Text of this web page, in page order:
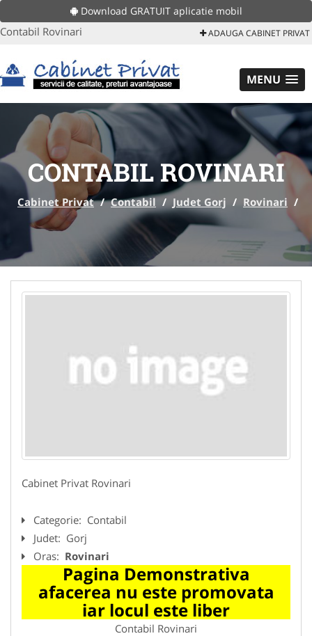
Download GRATUIT aplicatie mobil
Contabil Rovinari ADAUGA CABINET PRIVAT
MENU
CONTABIL ROVINARI
Cabinet Privat / Contabil / Judet Gorj / Rovinari /
Cabinet Privat Rovinari
Categorie: Contabil
Judet: Gorj
Oras: Rovinari
Pagina Demonstrativa
afacerea nu este promovata
iar locul este liber
Contabil Rovinari